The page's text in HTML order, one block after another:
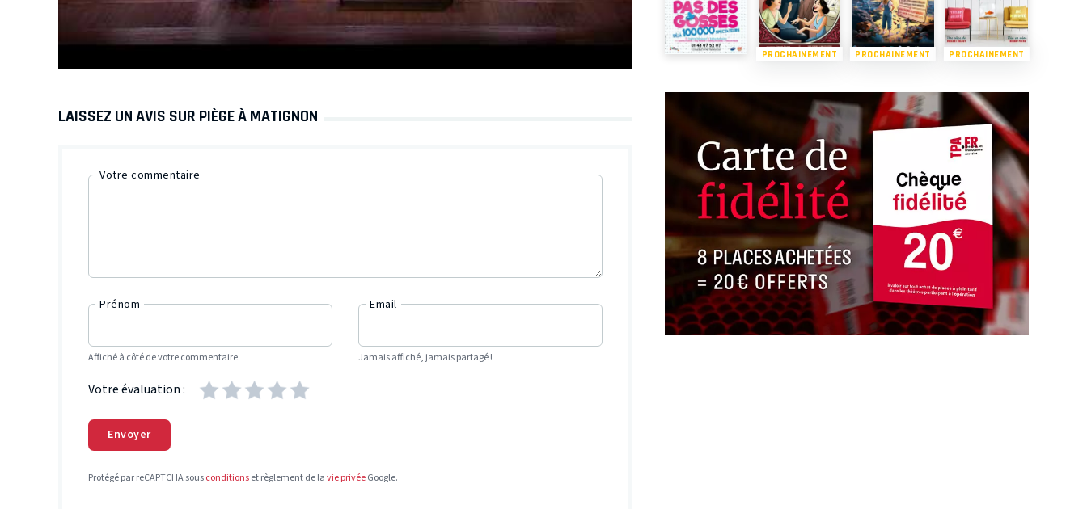
LAISSEZ UN AVIS SUR PIÈGE À MATIGNON
Votre commentaire
Prénom
Affiché à côté de votre commentaire.
Email
Jamais affiché, jamais partagé !
Votre évaluation :
Envoyer
Protégé par reCAPTCHA sousconditionset règlement de lavie privéeGoogle.
PROCHAINEMENT PROCHAINEMENT PROCHAINEMENT